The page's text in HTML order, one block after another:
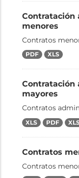
Contratación
menores
Contratos
PDF XLS
Contratación
mayores
Contratos
XLS PDF
Contratos
Contratos